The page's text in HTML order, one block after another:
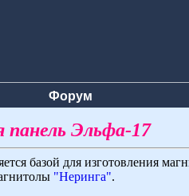
Форум
Эльфа-17
базой для изготовления
"Неринга".